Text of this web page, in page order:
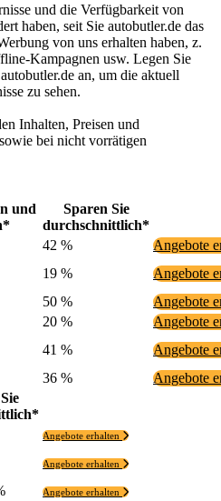
und die Verfügbarkeit von
haben, seit Sie autobutler.de das
von uns erhalten haben, z.
Kampagnen usw. Legen Sie
an, um die aktuell
zu sehen.
Inhalten, Preisen und
bei nicht vorrätigen
und
Sparen Sie
durchschnittlich*
42 %
Angebote
19 %
Angebote
50 %
Angebote
20 %
Angebote
41 %
Angebote
36 %
Angebote
Angebote erhalten
Angebote erhalten
Angebote erhalten